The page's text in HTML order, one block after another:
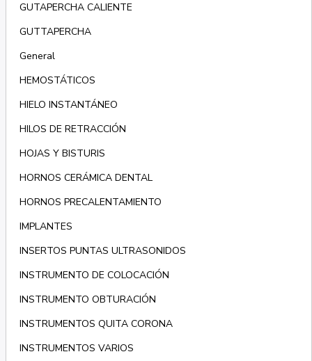
GUTAPERCHA CALIENTE
GUTTAPERCHA
General
HEMOSTÁTICOS
HIELO INSTANTÁNEO
HILOS DE RETRACCIÓN
HOJAS Y BISTURIS
HORNOS CERÁMICA DENTAL
HORNOS PRECALENTAMIENTO
IMPLANTES
INSERTOS PUNTAS ULTRASONIDOS
INSTRUMENTO DE COLOCACIÓN
INSTRUMENTO OBTURACIÓN
INSTRUMENTOS QUITA CORONA
INSTRUMENTOS VARIOS